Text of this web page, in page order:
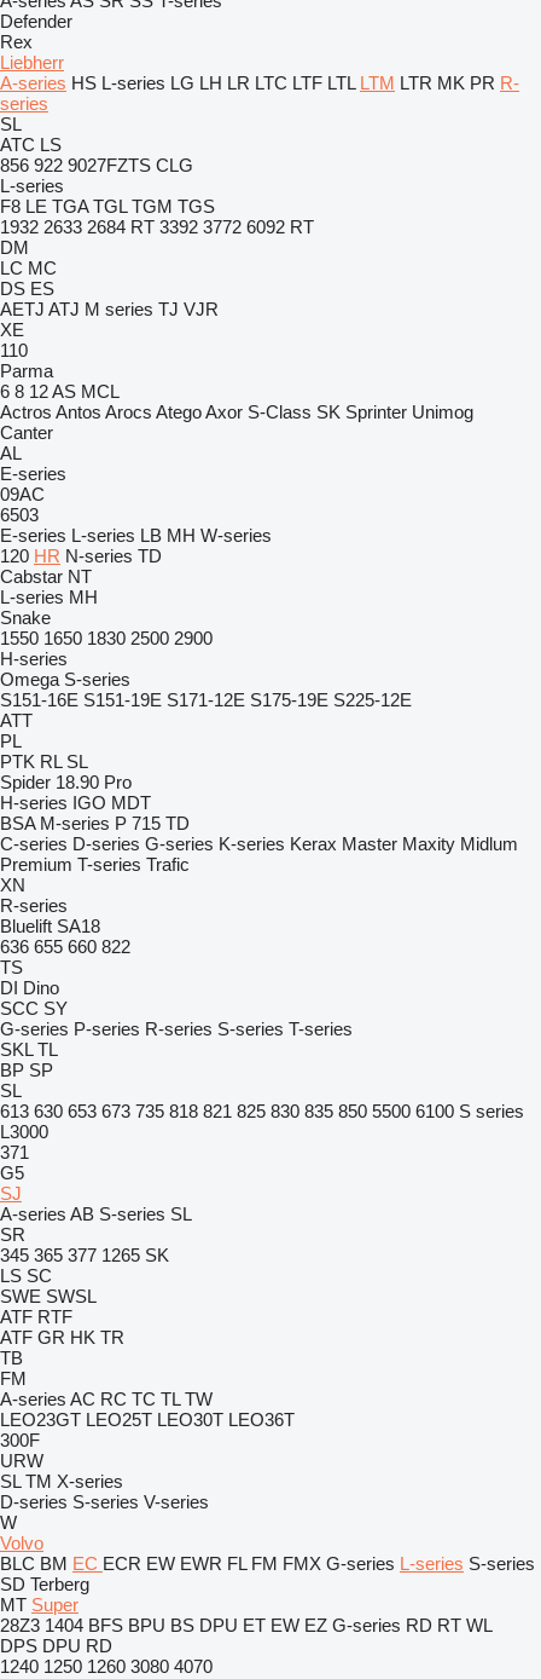
Defender
Rex
Liebherr
A-series HS L-series LG LH LR LTC LTF LTL LTM LTR MK PR R-
series
SL
ATC LS
856 922 9027FZTS CLG
L-series
F8 LE TGA TGL TGM TGS
1932 2633 2684 RT 3392 3772 6092 RT
DM
LC MC
DS ES
AETJ ATJ M series TJ VJR
XE
110
Parma
6 8 12AS MCL
Actros Antos Arocs AtegoAxor S-Class SK Sprinter Unimog
Canter
AL
E-series
09AC
6503
E-series L-series LB MH W-series
120 HR N-series TD
Cabstar NT
L-series MH
Snake
1550 1650 1830 2500 2900
H-series
Omega S-series
S151-16E S151-19E S171-12E S175-19E S225-12E
ATT
PL
PTK RL SL
Spider 18.90 Pro
H-series IGO MDT
BSA M-series P 715 TD
C-series D-series G-series K-series Kerax Master Maxity Midlum
Premium T-series Trafic
XN
R-series
Bluelift SA18
636 655 660 822
TS
DI Dino
SCC SY
G-series P-series R-series S-series T-series
SKL TL
BP SP
SL
613 630 653 673 735 818 821 825 830 835 850 5500 6100 S series
L3000
371
G5
SJ
A-series AB S-series SL
SR
345 365 377 1265 SK
LS SC
SWE SWSL
ATF RTF
ATF GR HK TR
TB
FM
A-series AC RC TC TL TW
LEO23GT LEO25T LEO30T LEO36T
300F
URW
SL TM X-series
D-series S-series V-series
W
Volvo
BLC BM EC ECR EW EWR FL FM FMX G-series L-series S-series
SD Terberg
MT Super
28Z3 1404 BFS BPU BS DPU ET EW EZ G-series RD RT WL
DPS DPU RD
1240 1250 1260 3080 4070